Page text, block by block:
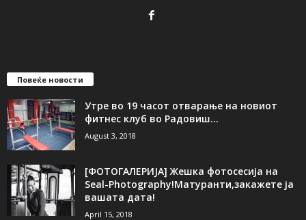
Повеќе новости
Утре во 19 часот отварање на новиот
фитнес клуб во Радовиш...
August 3, 2018
[ФОТОГАЛЕРИЈA] Жешка фотосесија на
Seal-Photography!Матуранти,закажете ја
вашата дата!
April 15, 2018